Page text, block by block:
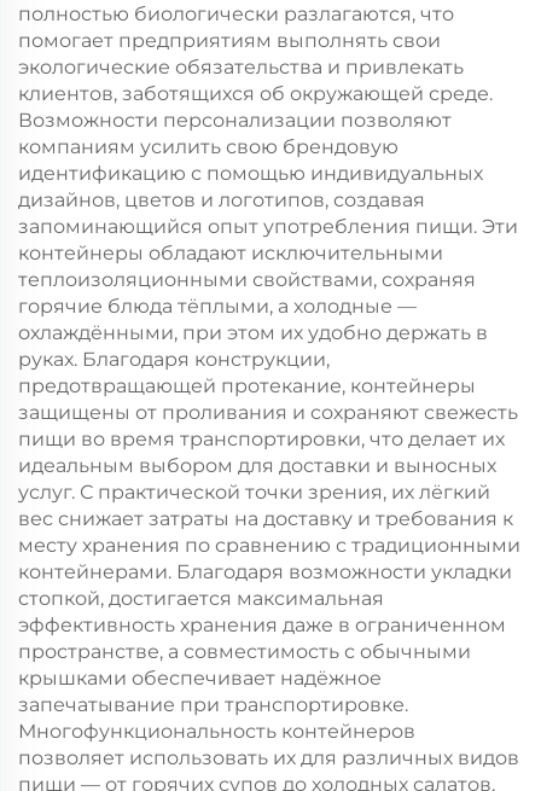
полностью биологически разлагаются, что
помогает предприятиям выполнять свои
экологические обязательства и привлекать
клиентов, заботящихся об окружающей среде.
Возможности персонализации позволяют
компаниям усилить свою брендовую
идентификацию с помощью индивидуальных
дизайнов, цветов и логотипов, создавая
запоминающийся опыт употребления пищи. Эти
контейнеры обладают исключительными
теплоизоляционными свойствами, сохраняя
горячие блюда тёплыми, а холодные —
охлаждёнными, при этом их удобно держать в
руках. Благодаря конструкции,
предотвращающей протекание, контейнеры
защищены от проливания и сохраняют свежесть
пищи во время транспортировки, что делает их
идеальным выбором для доставки и выносных
услуг. С практической точки зрения, их лёгкий
вес снижает затраты на доставку и требования к
месту хранения по сравнению с традиционными
контейнерами. Благодаря возможности укладки
стопкой, достигается максимальная
эффективность хранения даже в ограниченном
пространстве, а совместимость с обычными
крышками обеспечивает надёжное
запечатывание при транспортировке.
Многофункциональность контейнеров
позволяет использовать их для различных видов
пищи — от горячих супов до холодных салатов,